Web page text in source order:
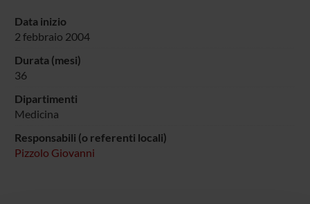
Data inizio
2 febbraio 2004
Durata (mesi)
36
Dipartimenti
Medicina
Responsabili (o referenti locali)
Pizzolo Giovanni